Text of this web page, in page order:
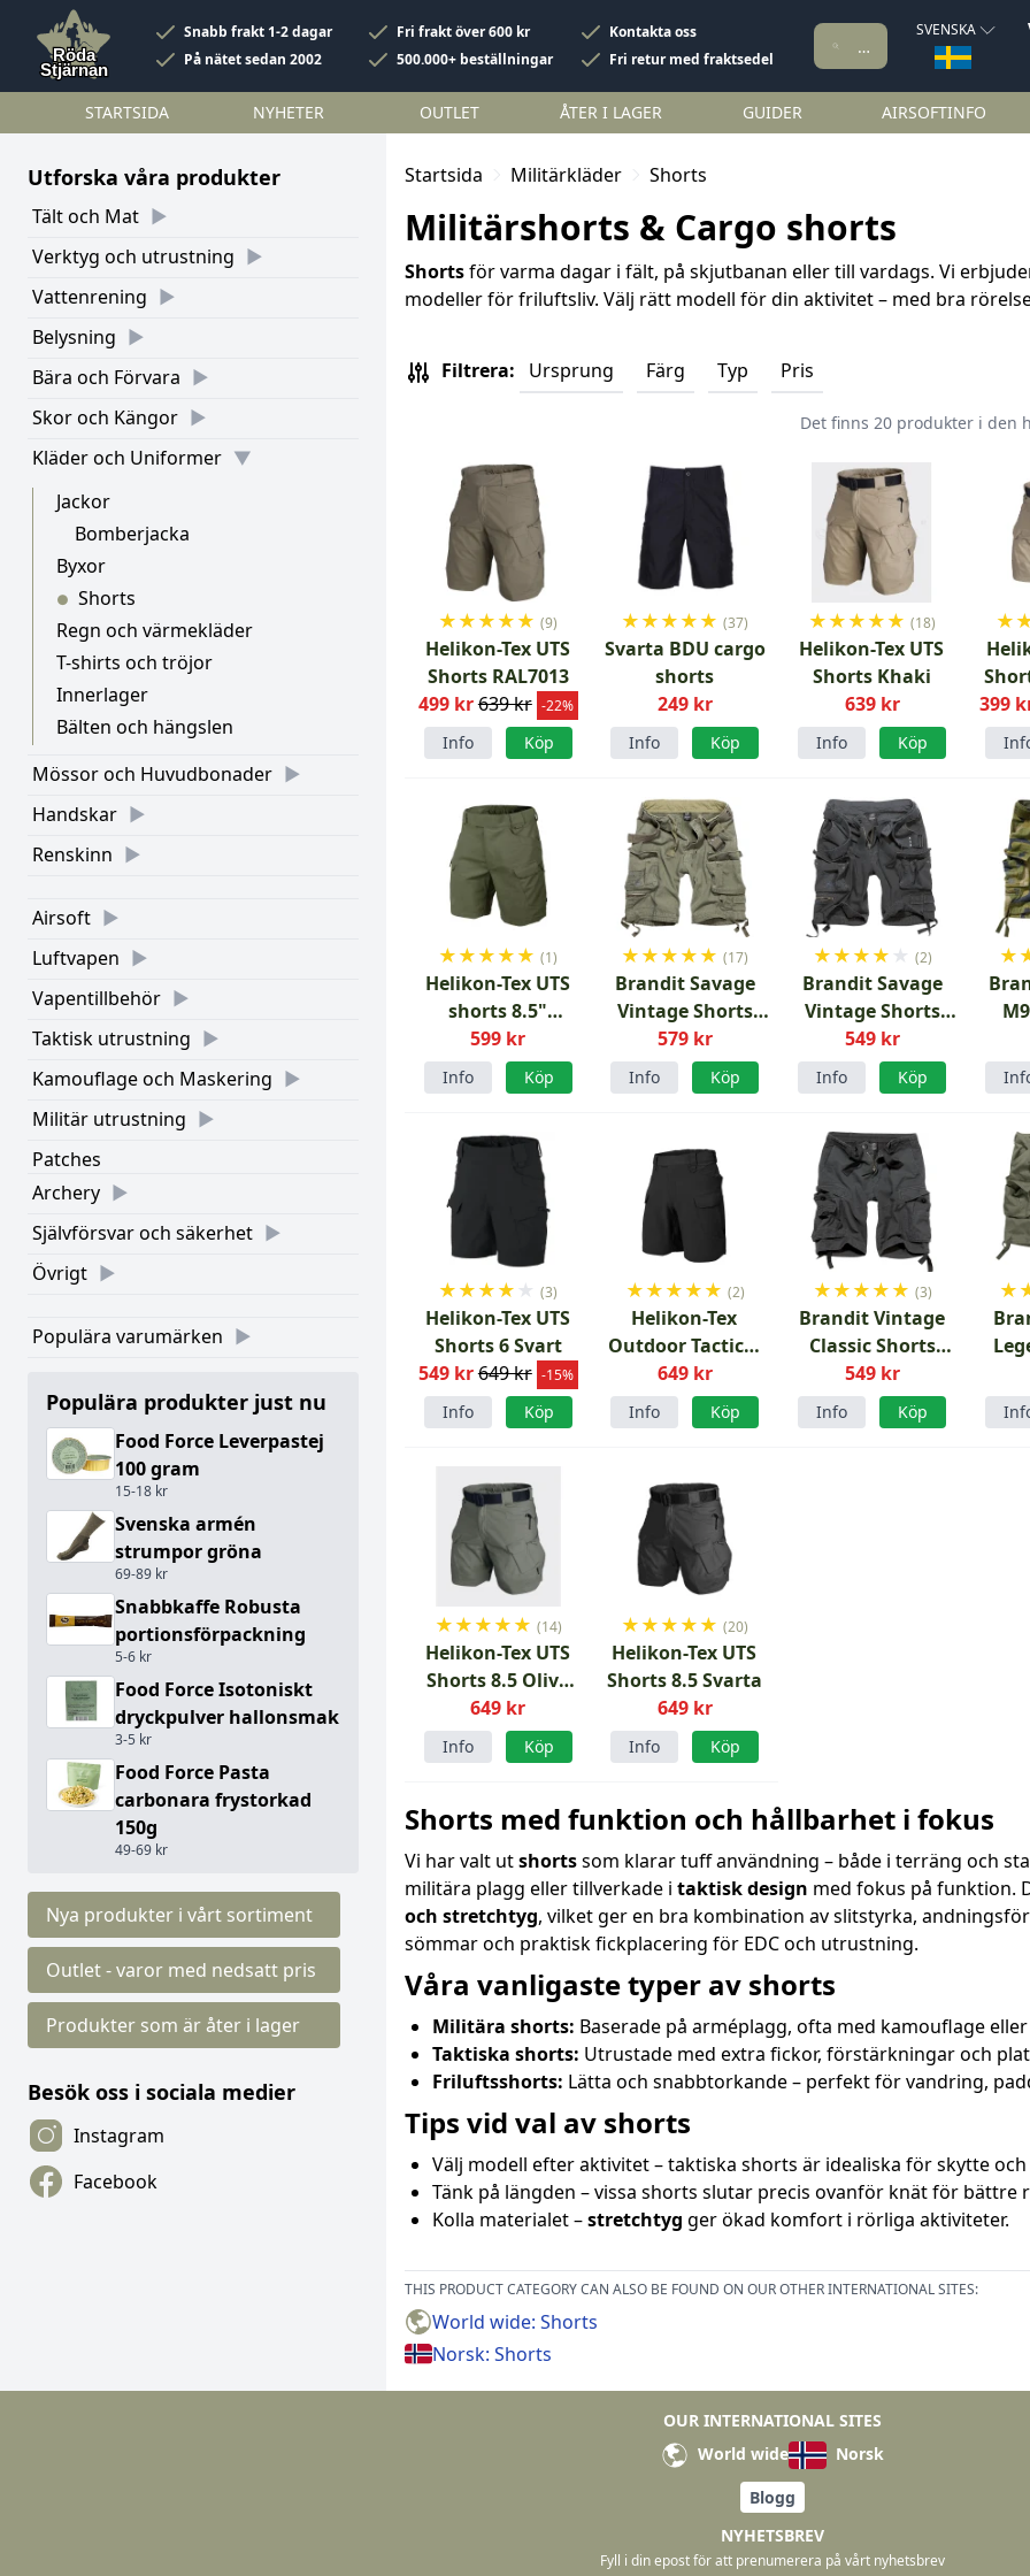
Snabb frakt 1-2 dagar Fri frakt över 600 kr
Kontakta oss
På nätet sedan 2002
500.000+ beställningar Fri retur med fraktsedel
SVENSKA
STARTSIDA NYHETER OUTLET ÅTER I LAGER GUIDER AIRSOFTINFO
Utforska våra produkter
Tält och Mat
Verktyg och utrustning
Vattenrening
Belysning
Bära och Förvara
Skor och Kängor
Kläder och Uniformer
Jackor
Bomberjacka
Byxor
● Shorts
Regn och värmekläder
T-shirts och tröjor
Innerlager
Bälten och hängslen
Mössor och Huvudbonader
Handskar
Renskinn
Airsoft
Luftvapen
Vapentillbehör
Taktisk utrustning
Kamouflage och Maskering
Militär utrustning
Patches
Archery
Självförsvar och säkerhet
Övrigt
Populära varumärken
Populära produkter just nu
Food Force Leverpastej
100 gram
15-18 kr
Svenska armén
strumpor gröna
69-89 kr
Snabbkaffe Robusta
portionsförpackning
5-6 kr
Food Force Isotoniskt
dryckpulver hallonsmak
3-5 kr
Food Force Pasta
carbonara frystorkad
150g
49-69 kr
Nya produkter i vårt sortiment
Outlet - varor med nedsatt pris
Produkter som är åter i lager
Besök oss i sociala medier
Instagram
Facebook
Startsida Militärkläder Shorts
Militärshorts & Cargo shorts
Shortsför varma dagar i fält, på skjutbanan eller till vardags. Vi
modeller för friluftsliv. Välj rätt modell för din aktivitet – med bra
Filtrera: Ursprung Färg Typ Pris
Det finns 20 produkter i den
★★★★★ (9)
Helikon-Tex UTS
Shorts RAL7013
499 kr639 kr -22%
Info Köp
★★★★★ (37)
Svarta BDU cargo
shorts
249 kr
Info Köp
★★★★★ (18)
Helikon-Tex UTS
Shorts Khaki
639 kr
Info Köp
★
399
★★★★★ (1)
Helikon-Tex UTS
shorts 8.5"
olivgröna
599 kr
Info Köp
★★★★★ (17)
Brandit Savage
Vintage Shorts
Grön
579 kr
Info Köp
★★★★ ★ (2)
Brandit Savage
Vintage Shorts
Svart
549 kr
Info Köp
★
★★★★ ★ (3)
Helikon-Tex UTS
Shorts 6 Svart
549 kr649 kr -15%
Info Köp
★★★★★ (2)
Helikon-Tex
Outdoor Tactical
Shorts 8.5
VersaStretch
Svart
649 kr
Info Köp
★★★★★ (3)
Brandit Vintage
Classic Shorts
Svart
549 kr
Info Köp
★
★★★★★ (14)
Helikon-Tex UTS
Shorts 8.5 Olive
Drab
649 kr
Info Köp
★★★★★ (20)
Helikon-Tex UTS
Shorts 8.5 Svarta
649 kr
Info Köp
Shorts med funktion och hållbarhet i fokus
Vi har valt utshortssom klarar tuff användning – både i terräng och
militära plagg eller tillverkade i taktisk design med fokus på funktion.
och stretchtyg, vilket ger en bra kombination av slitstyrka,
sömmar och praktisk fickplacering för EDC och utrustning.
Våra vanligaste typer av shorts
Militära shorts: Baserade på arméplagg, ofta med kamouflage
Taktiska shorts: Utrustade med extra fickor, förstärkningar och
Friluftsshorts: Lätta och snabbtorkande – perfekt för vandring,
Tips vid val av shorts
Välj modell efter aktivitet – taktiska shorts är idealiska för skytte
Tänk på längden – vissa shorts slutar precis ovanför knät för bättre
Kolla materialet –stretchtyg ger ökad komfort i rörliga aktiviteter.
THIS PRODUCT CATEGORY CAN ALSO BE FOUND ON OUR OTHER INTERNATIONAL SITES:
World wide: Shorts
Norsk: Shorts
OUR INTERNATIONAL SITES
World wide
Norsk
Blogg
NYHETSBREV
Fyll i din epost för att prenumerera på vårt nyhetsbrev